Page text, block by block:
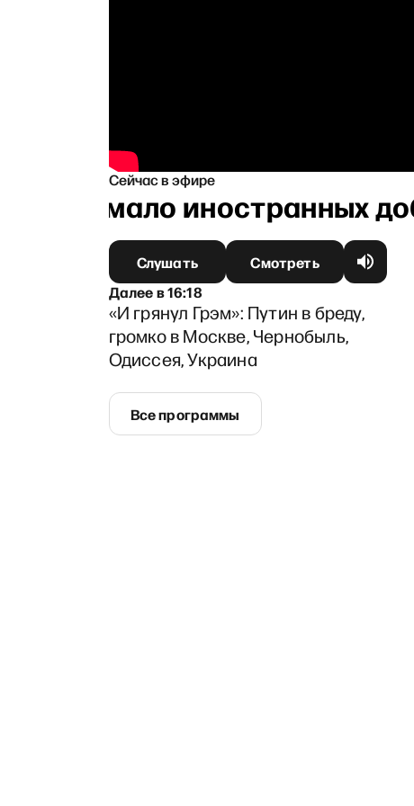
Сейчас в эфире
так мало иностранных
Слушать
Смотреть
Далеев16:18
«И грянул Грэм»: Путин в бреду,
громко в Москве, Чернобыль,
Одиссея, Украина
Все программы